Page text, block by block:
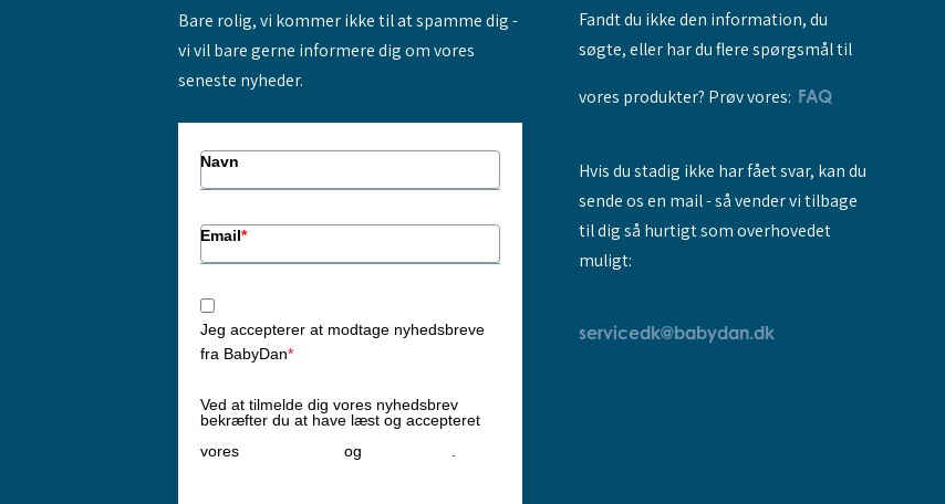
Bare rolig, vi kommer ikke til at spamme dig -
vi vil bare gerne informere dig om vores
seneste nyheder.
Navn
Email*
Jeg accepterer at modtage nyhedsbreve
fra BabyDan*
Ved at tilmelde dig vores nyhedsbrev
bekræfter du at have læst og accepteret
vores
og .
Fandt du ikke den information, du
søgte, eller har du flere spørgsmål til
vores produkter? Prøv vores: FAQ
Hvis du stadig ikke har fået svar, kan du
sende os en mail - så vender vi tilbage
til dig så hurtigt som overhovedet
muligt:
servicedk@babydan.dk